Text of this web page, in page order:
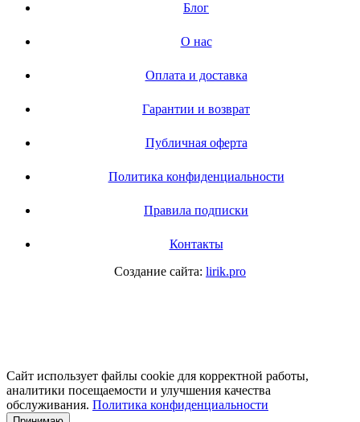
Блог
О нас
Оплата и доставка
Гарантии и возврат
Публичная оферта
Политика конфиденциальности
Правила подписки
Контакты
Создание сайта: lirik.pro
Сайт использует файлы cookie для корректной работы,
аналитики посещаемости и улучшения качества
обслуживания. Политика конфиденциальности